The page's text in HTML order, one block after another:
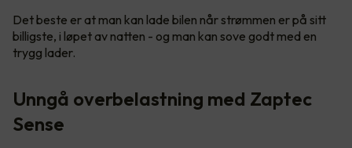
Det beste er at man kan lade bilen når strømmen er på sitt
billigste, i løpet av natten - og man kan sove godt med en
trygg lader.
Unngå overbelastning med Zaptec
Sense